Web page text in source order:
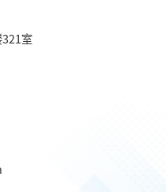
321室